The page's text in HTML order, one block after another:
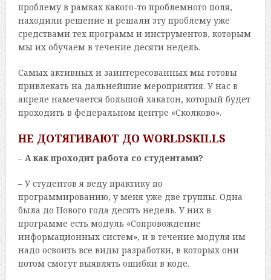
проблему в рамках какого-то проблемного поля,
находили решение и решали эту проблему уже
средствами тех программ и инструментов, которым
мы их обучаем в течение десяти недель.
Самых активных и заинтересованных мы готовы
привлекать на дальнейшие мероприятия. У нас в
апреле намечается большой хакатон, который будет
проходить в федеральном центре «Сколково».
НЕ ДОТЯГИВАЮТ ДО WORLDSKILLS
– А как проходит работа со студентами?
– У студентов я веду практику по
программированию, у меня уже две группы. Одна
была до Нового года десять недель. У них в
программе есть модуль «Сопровождение
информационных систем», и в течение модуля им
надо освоить все виды разработки, в которых они
потом смогут выявлять ошибки в коде.